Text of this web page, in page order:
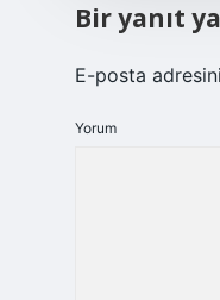
Bir yanıt
E-posta
Yorum